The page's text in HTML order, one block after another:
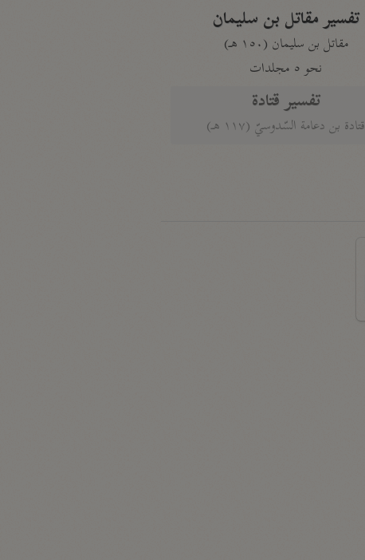
تفسير مقاتل بن سليمان
مقاتل بن سليمان (١٥٠ هـ)
نحو ٥ مجلدات
تفسير قتادة
قتادة بن دعامة السّدوسيّ (١١٧ هـ)